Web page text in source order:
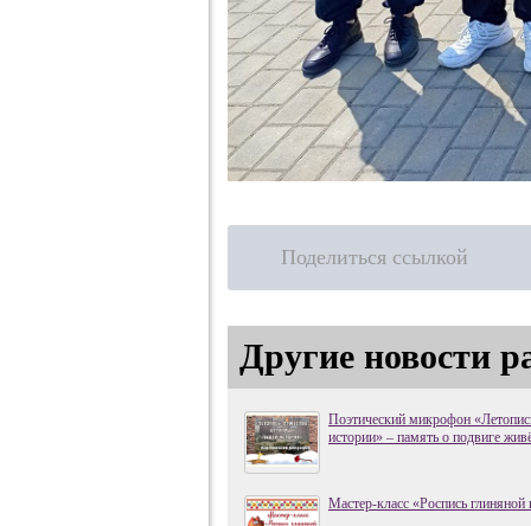
Поделиться ссылкой
Другие новости
Поэтический микрофон
истории» – память о подвиге
Мастер-класс «Роспись